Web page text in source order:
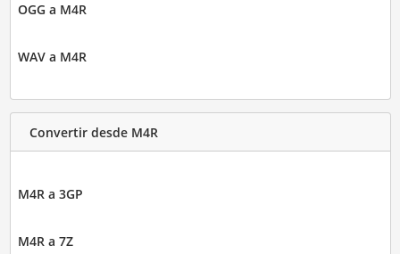
OGG a M4R
WAV a M4R
Convertir desde M4R
M4R a 3GP
M4R a 7Z